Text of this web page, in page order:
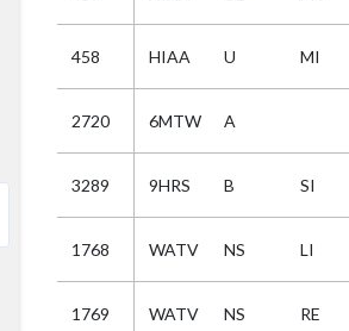
458 HIAA U MI
2720 6MTW A
3289 9HRS B SI
1768 WATV NS LI
1769 WATV NS RE